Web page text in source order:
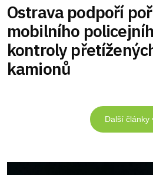
Ostrava podpoří
mobilního
kontroly
kamionů
Další články